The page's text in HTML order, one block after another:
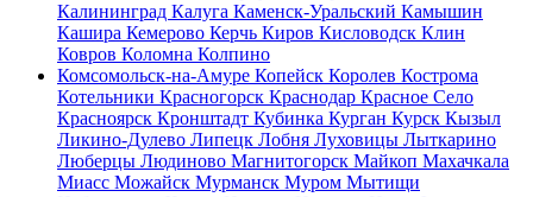
Калининград Калуга Каменск-Уральский Камышин
Кашира Кемерово Керчь Киров Кисловодск Клин
Ковров Коломна Колпино
Комсомольск-на-Амуре Копейск Королев Кострома
Котельники Красногорск Краснодар Красное Село
Красноярск Кронштадт Кубинка Курган Курск Кызыл
Ликино-Дулево Липецк Лобня Луховицы Лыткарино
Люберцы Людиново Магнитогорск Майкоп Махачкала
Миасс Можайск Мурманск Муром Мытищи